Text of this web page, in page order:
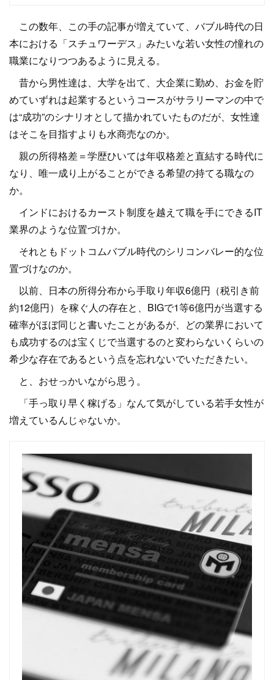
この数年、この手の記事が増えていて、バブル時代の日
本における「スチュワーデス」みたいな若い女性の憧れの
職業になりつつあるように見える。
昔から男性達は、大学を出て、大企業に勤め、お金を貯
めていずれは起業するというコースがサラリーマンの中で
は“成功”のシナリオとして描かれていたものだが、女性達
はそこを目指すよりも水商売なのか。
親の所得格差＝学歴ひいては年収格差と直結する時代に
なり、唯一成り上がることができる希望の持てる職なの
か。
インドにおけるカースト制度を越えて職を手にできるIT
業界のような位置づけか。
それともドットコムバブル時代のシリコンバレー的な位
置づけなのか。
以前、日本の所得分布から手取り年収6億円（税引き前
約12億円）を稼ぐ人の存在と、BIGで1等6億円が当選する
確率がほぼ同じと書いたことがあるが、どの業界において
も成功するのは宝くじで当選するのと変わらないくらいの
希少な存在であるという点を忘れないでいただきたい。
と、おせっかいながら思う。
「手っ取り早く稼げる」なんて気がしている若手女性が
増えているんじゃないか。